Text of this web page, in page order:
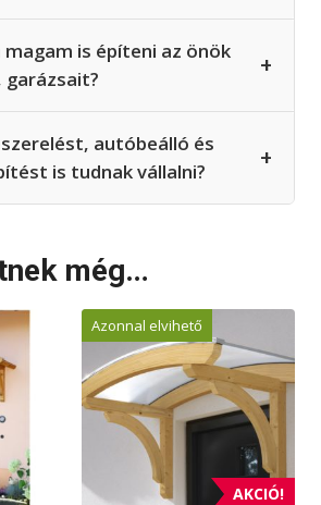
is építeni az önök
+
autóbeálló és
is tudnak vállalni?
+
még…
AKCIÓ!
Azonnal elvihető